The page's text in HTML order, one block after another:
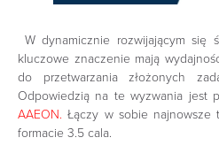
W dynamicznie rozwijającym się
kluczowe znaczenie mają
do przetwarzania złożonych
Odpowiedzią na te wyzwania jest
AAEON. Łączy w sobie najnowsze
formacie 3.5 cala.​